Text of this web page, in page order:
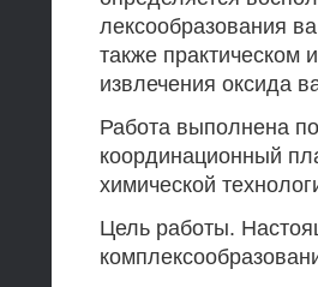
лексообразования
также практическом
извлечения оксида
Работа выполнена
координационный
химической
Цель работы.